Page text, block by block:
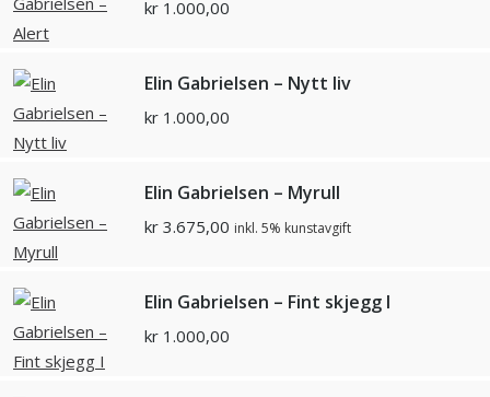
kr 1.000,00
Elin Gabrielsen – Nytt liv
kr 1.000,00
Elin Gabrielsen – Myrull
kr 3.675,00 inkl. 5% kunstavgift
Elin Gabrielsen – Fint skjegg I
kr 1.000,00